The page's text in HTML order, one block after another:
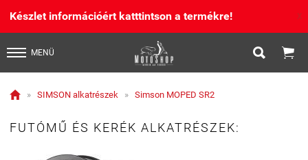
Készlet információért katttintson a termékre! X
MENÜ  
 » SIMSON alkatrészek » Simson MOPED SR2
FUTÓMŰ ÉS KERÉK ALKATRÉSZEK: